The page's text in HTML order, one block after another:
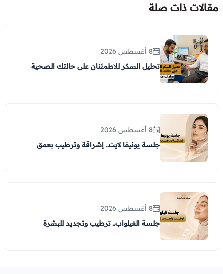
مقالات ذات صلة
8 أغسطس 2026
تحليل السكر للاطمئنان على حالتك الصحية
8 أغسطس 2026
جلسة يونيفا لايت.. إشراقة وترطيب بعمق
8 أغسطس 2026
جلسة الفيلواب.. ترطيب وتجديد للبشرة